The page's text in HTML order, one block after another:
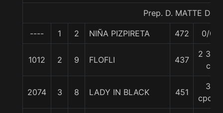
Prep. D. MATTE D.
---- 1 2 NIÑA PIZPIRETA 472 0/0
1012 2 9 FLOFLI 437
2 3/4
c
2074 3 8 LADY IN BLACK 451
3
cpos.